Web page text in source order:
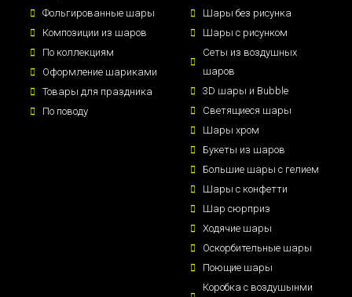
Фольгированные шары
Композиции из шаров
По коллекциям
Оформление шариками
Товары для праздника
По поводу
Шары без рисунка
Шары с рисунком
Сеты из воздушных
шаров
3D шары и Bubble
Светящиеся шары
Шары хром
Букеты из шаров
Большие шары с гелием
Шары с конфетти
Шар сюрприз
Ходячие шары
Оскорбительные шары
Поющие шары
Коробка с воздушынми